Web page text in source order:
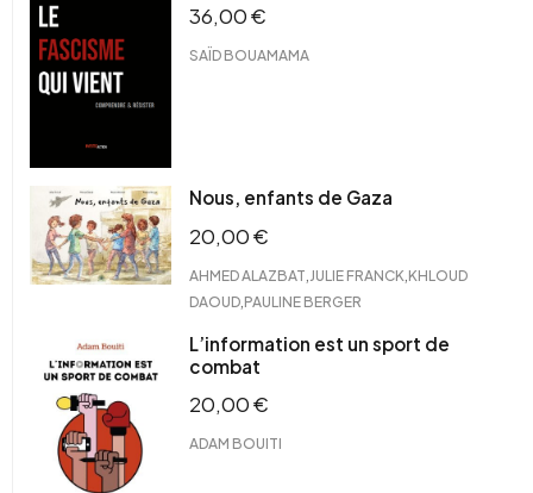
36,00€
SAÏD BOUAMAMA
Nous, enfants de Gaza
20,00€
AHMED ALAZBAT JULIE FRANCK KHLOUD
DAOUD PAULINE BERGER
L’information est un sport de
combat
20,00€
ADAM BOUITI